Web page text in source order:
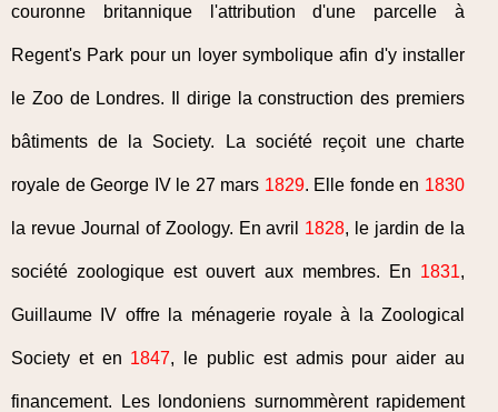
couronne britannique l'attribution d'une parcelle à
Regent's Park pour un loyer symbolique afin d'y installer
le Zoo de Londres. Il dirige la construction des premiers
bâtiments de la Society. La société reçoit une charte
royale de George IV le 27 mars 1829. Elle fonde en 1830
la revue Journal of Zoology. En avril 1828, le jardin de la
société zoologique est ouvert aux membres. En 1831,
Guillaume IV offre la ménagerie royale à la Zoological
Society et en 1847, le public est admis pour aider au
financement. Les londoniens surnommèrent rapidement